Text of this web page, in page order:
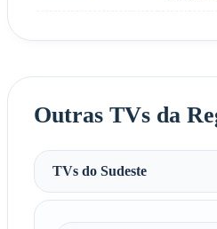
Outras TVs da
TVs do Sudeste